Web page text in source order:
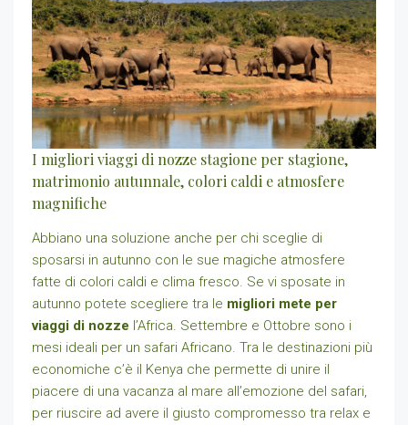
I migliori viaggi di nozze stagione per stagione,
matrimonio autunnale, colori caldi e atmosfere
magnifiche
Abbiano una soluzione anche per chi sceglie di
sposarsi in autunno con le sue magiche atmosfere
fatte di colori caldi e clima fresco. Se vi sposate in
autunno potete scegliere tra le migliori mete per
viaggi di nozze l’Africa. Settembre e Ottobre sono i
mesi ideali per un safari Africano. Tra le destinazioni più
economiche c’è il Kenya che permette di unire il
piacere di una vacanza al mare all’emozione del safari,
per riuscire ad avere il giusto compromesso tra relax e